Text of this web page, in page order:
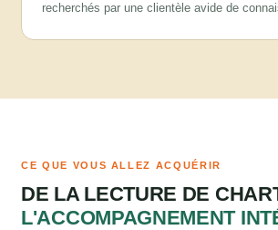
recherchés par une clientèle avide de
CE QUE VOUS ALLEZ ACQUÉRIR
DE LA LECTURE DE
L'ACCOMPAGNEMENT